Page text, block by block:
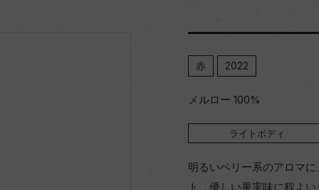
赤 2022
メルロー 100%
ライトボディ
明るいベリー系のアロマ
ト。優しい果実味に程よ